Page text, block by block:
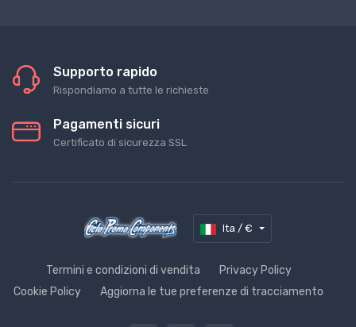
Supporto rapido
Rispondiamo a tutte le richieste
Pagamenti sicuri
Certificato di sicurezza SSL
Ita / €
Termini e condizioni di vendita
Privacy Policy
Cookie Policy
Aggiorna le tue preferenze di tracciamento